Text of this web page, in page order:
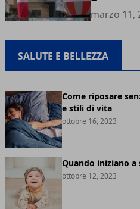
marzo 11,
SALUTE E BELLEZZA
Come riposare
e stili di vita
ottobre 16, 2023
Quando iniziano
ottobre 12, 2023